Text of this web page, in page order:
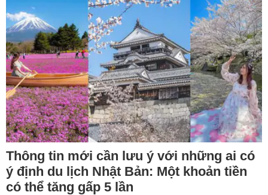
Thông tin mới cần lưu ý với những ai có
ý định du lịch Nhật Bản: Một khoản tiền
có thể tăng gấp 5 lần